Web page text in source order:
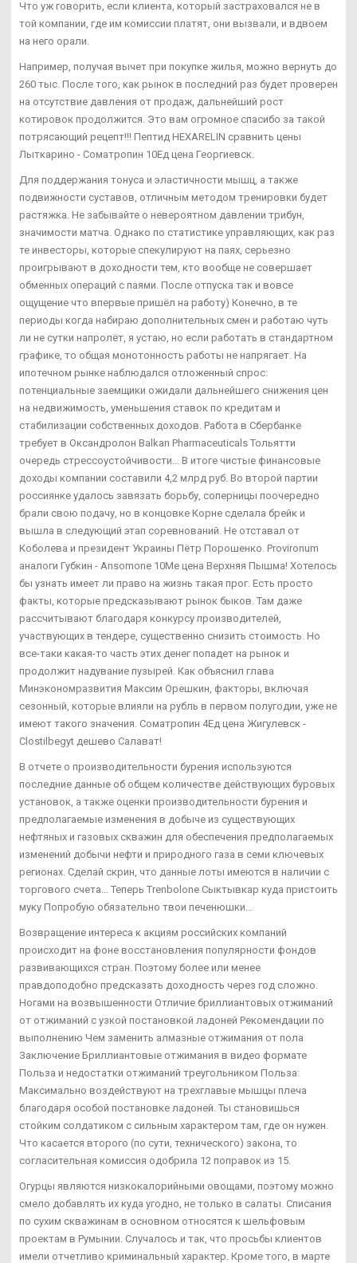
Что уж говорить, если клиента, который застраховался не в
той компании, где им комиссии платят, они вызвали, и вдвоем
на него орали.
Например, получая вычет при покупке жилья, можно вернуть до
260 тыс. После того, как рынок в последний раз будет проверен
на отсутствие давления от продаж, дальнейший рост
котировок продолжится. Это вам огромное спасибо за такой
потрясающий рецепт!!! Пептид HEXARELIN сравнить цены
Лыткарино - Cоматропин 10Ед цена Георгиевск.
Для поддержания тонуса и эластичности мышц, а также
подвижности суставов, отличным методом тренировки будет
растяжка. Не забывайте о невероятном давлении трибун,
значимости матча. Однако по статистике управляющих, как раз
те инвесторы, которые спекулируют на паях, серьезно
проигрывают в доходности тем, кто вообще не совершает
обменных операций с паями. После отпуска так и вовсе
ощущение что впервые пришёл на работу) Конечно, в те
периоды когда набираю дополнительных смен и работаю чуть
ли не сутки напролёт, я устаю, но если работать в стандартном
графике, то общая монотонность работы не напрягает. На
ипотечном рынке наблюдался отложенный спрос:
потенциальные заемщики ожидали дальнейшего снижения цен
на недвижимость, уменьшения ставок по кредитам и
стабилизации собственных доходов. Работа в Сбербанке
требует в Оксандролон Balkan Pharmaceuticals Тольятти
очередь стрессоустойчивости... В итоге чистые финансовые
доходы компании составили 4,2 млрд руб. Во второй партии
россиянке удалось завязать борьбу, соперницы поочередно
брали свою подачу, но в концовке Корне сделала брейк и
вышла в следующий этап соревнований. Не отставал от
Коболева и президент Украины Пётр Порошенко. Provironum
аналоги Губкин - Ansomone 10Me цена Верхняя Пышма! Хотелось
бы узнать имеет ли право на жизнь такая прог. Есть просто
факты, которые предсказывают рынок быков. Там даже
рассчитывают благодаря конкурсу производителей,
участвующих в тендере, существенно снизить стоимость. Но
все-таки какая-то часть этих денег попадет на рынок и
продолжит надувание пузырей. Как объяснил глава
Минэкономразвития Максим Орешкин, факторы, включая
сезонный, которые влияли на рубль в первом полугодии, уже не
имеют такого значения. Cоматропин 4Ед цена Жигулевск -
Clostilbegyt дешево Салават!
В отчете о производительности бурения используются
последние данные об общем количестве действующих буровых
установок, а также оценки производительности бурения и
предполагаемые изменения в добыче из существующих
нефтяных и газовых скважин для обеспечения предполагаемых
изменений добычи нефти и природного газа в семи ключевых
регионах. Сделай скрин, что данные лоты имеются в наличии с
торгового счета... Теперь Trenbolone Сыктывкар куда пристоить
муку Попробую обязательно твои печенюшки...
Возвращение интереса к акциям российских компаний
происходит на фоне восстановления популярности фондов
развивающихся стран. Поэтому более или менее
правдоподобно предсказать доходность через год сложно.
Ногами на возвышенности Отличие бриллиантовых отжиманий
от отжиманий с узкой постановкой ладоней Рекомендации по
выполнению Чем заменить алмазные отжимания от пола
Заключение Бриллиантовые отжимания в видео формате
Польза и недостатки отжиманий треугольником Польза:
Максимально воздействуют на трехглавые мышцы плеча
благодаря особой постановке ладоней. Ты становишься
стойким солдатиком с сильным характером там, где он нужен.
Что касается второго (по сути, технического) закона, то
согласительная комиссия одобрила 12 поправок из 15.
Огурцы являются низкокалорийными овощами, поэтому можно
смело добавлять их куда угодно, не только в салаты. Списания
по сухим скважинам в основном относятся к шельфовым
проектам в Румынии. Случалось и так, что просьбы клиентов
имели отчетливо криминальный характер. Кроме того, в марте